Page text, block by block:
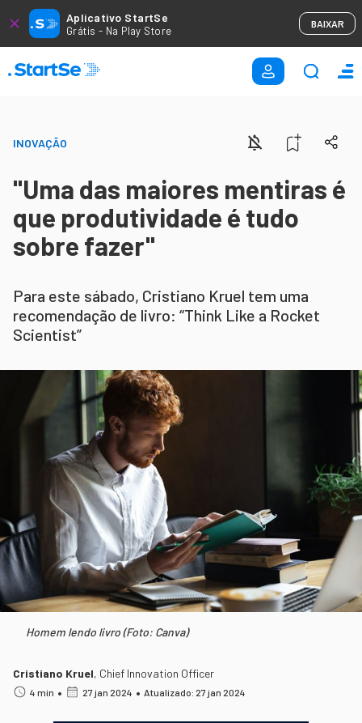
Aplicativo StartSe
Grátis - Na Play Store
BAIXAR
INOVAÇÃO
"Uma das maiores mentiras é
que produtividade é tudo
sobre fazer"
Para este sábado, Cristiano Kruel tem uma
recomendação de livro: “Think Like a Rocket
Scientist”
Homem lendo livro (Foto: Canva)
Cristiano Kruel, Chief Innovation Officer
4 min • 27 jan 2024 • Atualizado: 27 jan 2024